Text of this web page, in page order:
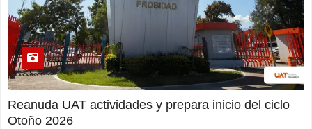
Reanuda UAT actividades y prepara inicio del ciclo
Otoño 2026